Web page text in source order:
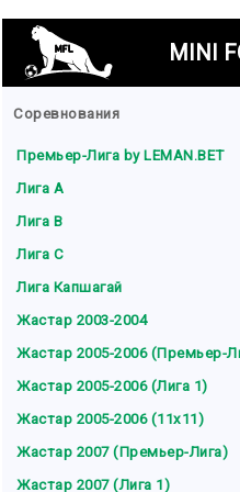
MINI
Соревнования
Премьер-Лига by LEMAN.BET
Лига A
Лига B
Лига C
Лига Капшагай
Жастар 2003-2004
Жастар 2005-2006 (Премьер-
Жастар 2005-2006 (Лига 1)
Жастар 2005-2006 (11x11)
Жастар 2007 (Премьер-Лига)
Жастар 2007 (Лига 1)